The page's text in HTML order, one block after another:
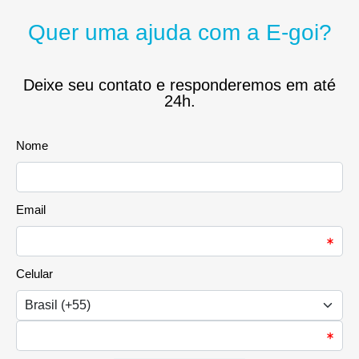
Quer uma ajuda com a E-goi?
Deixe seu contato e responderemos em até
24h.
Nome
Email
Celular